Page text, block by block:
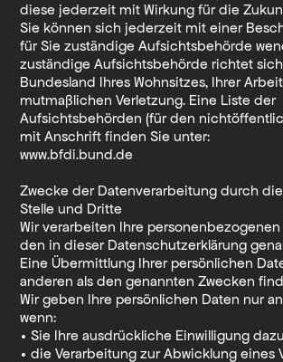
diese jederzeit mit Wirkung für die
Sie können sich jederzeit mit einer
für Sie zuständige Aufsichtsbehörde
zuständige Aufsichtsbehörde richtet
Bundesland Ihres Wohnsitzes, Ihrer
mutmaßlichen Verletzung. Eine Liste der
Aufsichtsbehörden (für den
mit Anschrift finden Sie unter:
www.bfdi.bund.de
Zwecke der Datenverarbeitung durch
Stelle und Dritte
Wir verarbeiten Ihre
den in dieser Datenschutzerklärung
Eine Übermittlung Ihrer persönlichen
anderen als den genannten Zwecken
Wir geben Ihre persönlichen Daten nur
wenn:
• Sie Ihre ausdrückliche Einwilligung
• die Verarbeitung zur Abwicklung eines